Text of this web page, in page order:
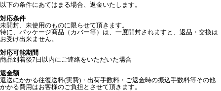
以下の条件にあてはまる場合、返金いたします。
対応条件
未開封、未使用のものに限らせて頂きます。
特に、パッケージ商品（カバー等）は、一度開封されますと、返品・交換は
お受け出来ません。
対応可能期間
商品到着後7日以内にご連絡をいただいた場合
返金額
返送にかかる往復送料(実費)・出荷手数料・ご返金時の振込手数料等その他
かかる費用はお客様のご負担とさせて頂きます。